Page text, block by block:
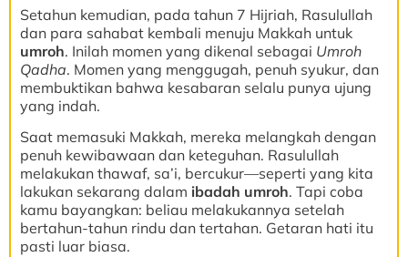
Setahun kemudian, pada tahun 7 Hijriah, Rasulullah
dan para sahabat kembali menuju Makkah untuk
umroh. Inilah momen yang dikenal sebagai Umroh
Qadha. Momen yang menggugah, penuh syukur, dan
membuktikan bahwa kesabaran selalu punya ujung
yang indah.
Saat memasuki Makkah, mereka melangkah dengan
penuh kewibawaan dan keteguhan. Rasulullah
melakukan thawaf, sa’i, bercukur—seperti yang kita
lakukan sekarang dalam ibadah umroh. Tapi coba
kamu bayangkan: beliau melakukannya setelah
bertahun-tahun rindu dan tertahan. Getaran hati itu
pasti luar biasa.